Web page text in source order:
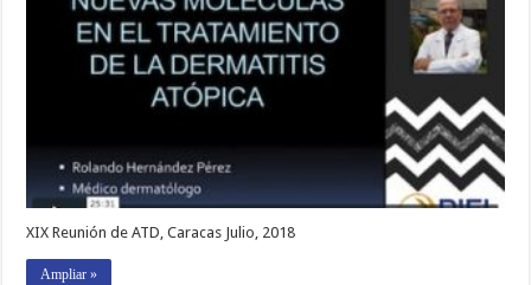
XIX Reunión de ATD, Caracas Julio, 2018
Ampliar »